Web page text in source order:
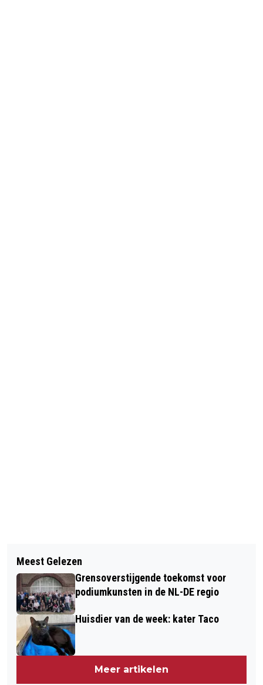
WAGENINGEN MAAKT IN OKTOBER
KEUZE OVER BESTUURLIJKE
TOEKOMST
HUISDIER VAN DE WEEK: KATER
FRANK
Meest Gelezen
Grensoverstijgende toekomst voor
podiumkunsten in de NL-DE regio
Huisdier van de week: kater Taco
Meer artikelen